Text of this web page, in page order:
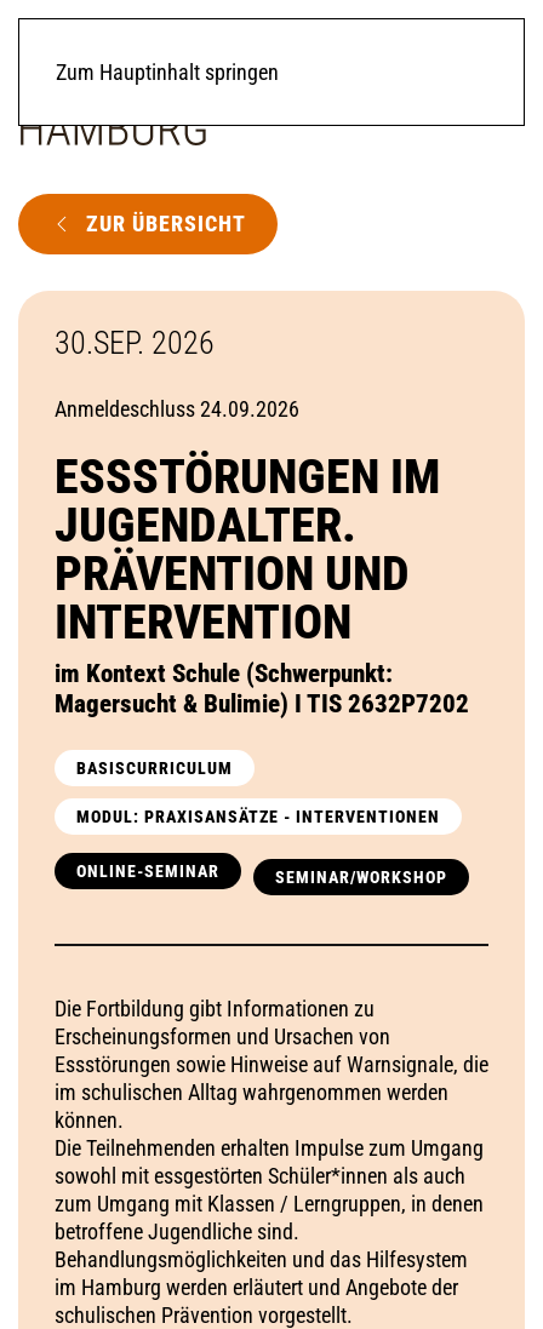
Zum Hauptinhalt springen
ZUR ÜBERSICHT
30.SEP. 2026
Anmeldeschluss 24.09.2026
ESSSTÖRUNGEN IM
JUGENDALTER.
PRÄVENTION UND
INTERVENTION
im Kontext Schule (Schwerpunkt:
Magersucht & Bulimie) I TIS 2632P7202
BASISCURRICULUM
MODUL: PRAXISANSÄTZE - INTERVENTIONEN
ONLINE-SEMINAR SEMINAR/WORKSHOP
Die Fortbildung gibt Informationen zu
Erscheinungsformen und Ursachen von
Essstörungen sowie Hinweise auf Warnsignale, die
im schulischen Alltag wahrgenommen werden
können.
Die Teilnehmenden erhalten Impulse zum Umgang
sowohl mit essgestörten Schüler*innen als auch
zum Umgang mit Klassen / Lerngruppen, in denen
betroffene Jugendliche sind.
Behandlungsmöglichkeiten und das Hilfesystem
im Hamburg werden erläutert und Angebote der
schulischen Prävention vorgestellt.